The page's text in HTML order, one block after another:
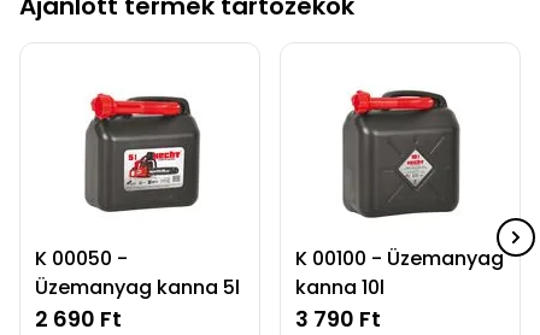
K 00050 -
Üzemanyag kanna 5l
2 690 Ft
K 00100 - Üzemanyag
kanna 10l
3 790 Ft